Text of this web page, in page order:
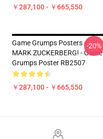
￥287,100 - ￥665,550
Game Grumps Posters -
MARK ZUCKERBERG! - Game
Grumps Poster RB2507
￥287,100 - ￥665,550
-20%